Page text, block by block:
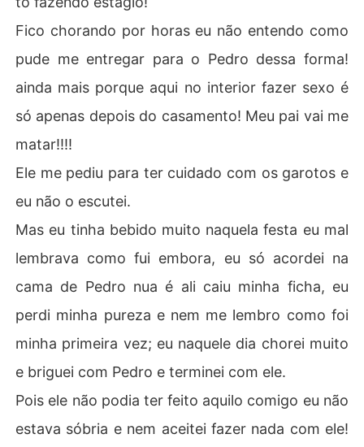
Fico chorando por horas eu não entendo como
pude me entregar para o Pedro dessa forma!
ainda mais porque aqui no interior fazer sexo é
só apenas depois do casamento! Meu pai vai me
matar!!!!
Ele me pediu para ter cuidado com os garotos e
eu não o escutei.
Mas eu tinha bebido muito naquela festa eu mal
lembrava como fui embora, eu só acordei na
cama de Pedro nua é ali caiu minha ficha, eu
perdi minha pureza e nem me lembro como foi
minha primeira vez; eu naquele dia chorei muito
e briguei com Pedro e terminei com ele.
Pois ele não podia ter feito aquilo comigo eu não
estava sóbria e nem aceitei fazer nada com ele!